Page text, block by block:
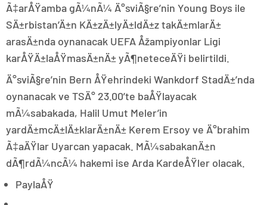
Ã‡arÅŸamba gÃ¼nÃ¼ Ä°sviÃ§re’nin Young Boys ile
SÄ±rbistan’Ä±n KÄ±zÄ±lyÄ±ldÄ±z takÄ±mlarÄ±
arasÄ±nda oynanacak UEFA Åžampiyonlar Ligi
karÅŸÄ±laÅŸmasÄ±nÄ± yÃ¶neteceÄŸi belirtildi.
Ä°sviÃ§re’nin Bern ÅŸehrindeki Wankdorf StadÄ±’nda
oynanacak ve TSÄ° 23.00’te baÅŸlayacak
mÃ¼sabakada, Halil Umut Meler’in
yardÄ±mcÄ±lÄ±klarÄ±nÄ± Kerem Ersoy ve Ä°brahim
Ã‡aÄŸlar Uyarcan yapacak. MÃ¼sabakanÄ±n
dÃ¶rdÃ¼ncÃ¼ hakemi ise Arda KardeÅŸler olacak.
PaylaÅŸ